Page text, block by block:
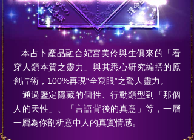
本占卜產品融合妃宮美伶與生俱來的「看
穿人類本質之靈力」與其悉心研究編撰的原
創占術，100%再現“全寫眼”之驚人靈力。
通過鑒定隱藏的個性、行動類型到「那個
人的天性」、「言語背後的真意」等，一層
一層為你剖析意中人的真實情感。